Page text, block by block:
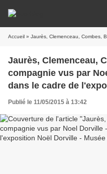
Accueil » Jaurès, Clemenceau, Combes, Briand et compagnie vus par Noel
Jaurès, Clemenceau,
compagnie vus par
dans le cadre de
Musée des Beaux-arts
Publié le 11/05/2015 à 13:42